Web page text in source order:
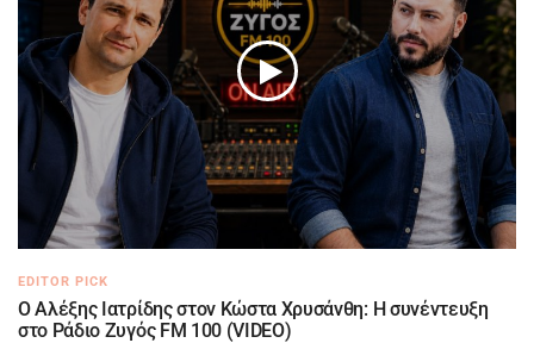
EDITOR PICK
Ο Αλέξης Ιατρίδης στον Κώστα Χρυσάνθη: Η συνέντευξη
στο Ράδιο Ζυγός FM 100 (VIDEO)